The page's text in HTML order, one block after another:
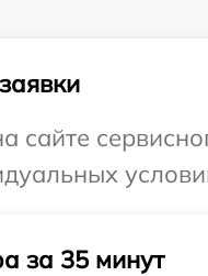
сайте
за 35 минут